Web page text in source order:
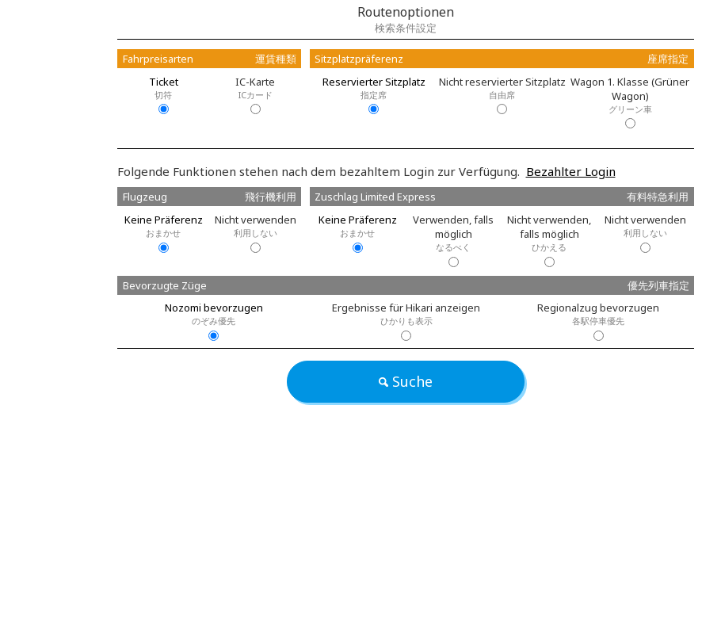
Routenoptionen
検索条件設定
Fahrpreisarten
運賃種類
Ticket
切符
IC-Karte
ICカード
Sitzplatzpräferenz
座席指定
Reservierter Sitzplatz
指定席
Nicht reservierter Sitzplatz
自由席
Wagon 1. Klasse (Grüner
Wagon)
グリーン車
Folgende Funktionen stehen nach dem bezahltem Login zur Verfügung. Bezahlter Login
Flugzeug
飛行機利用
Keine Präferenz
おまかせ
Nicht verwenden
利用しない
Zuschlag Limited Express
有料特急利用
Keine Präferenz
おまかせ
Verwenden, falls
möglich
なるべく
Nicht verwenden,
falls möglich
ひかえる
Nicht verwenden
利用しない
Bevorzugte Züge
優先列車指定
Nozomi bevorzugen
のぞみ優先
Ergebnisse für Hikari anzeigen
ひかりも表示
Regionalzug bevorzugen
各駅停車優先
Suche